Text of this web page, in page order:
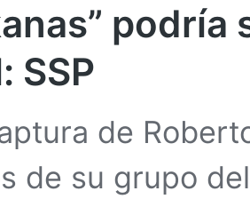
SSP
de
de su grupo